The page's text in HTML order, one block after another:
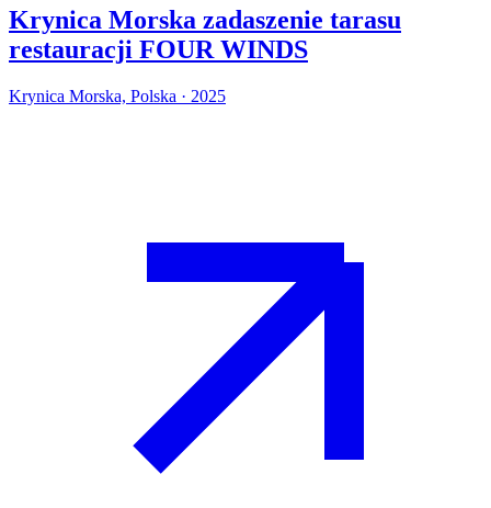
Krynica Morska zadaszenie tarasu
restauracji FOUR WINDS
Krynica Morska, Polska · 2025